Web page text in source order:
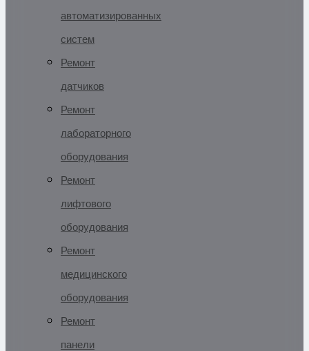
автоматизированных
систем
Ремонт
датчиков
Ремонт
лабораторного
оборудования
Ремонт
лифтового
оборудования
Ремонт
медицинского
оборудования
Ремонт
панели